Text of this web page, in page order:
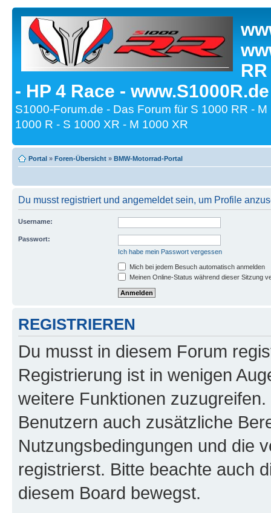
- HP 4 Race -
S1000-Forum.de - Das Forum für S 1000 RR -
1000 R - S 1000 XR - M 1000 XR
Portal » Foren-Übersicht » BMW-Motorrad-Portal
Du musst registriert und angemeldet sein, um Profile
Username:
Passwort:
Ich habe mein Passwort vergessen
Mich bei jedem Besuch automatisch anmelden
Meinen Online-Status während dieser Sitzung
REGISTRIEREN
Du musst in diesem Forum
Registrierung ist in wenigen
weitere Funktionen
Benutzern auch zusätzliche
Nutzungsbedingungen und die
registrierst. Bitte beachte auch
diesem Board bewegst.